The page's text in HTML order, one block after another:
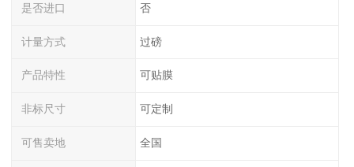
是否进口 否
计量方式 过磅
产品特性 可贴膜
非标尺寸 可定制
可售卖地 全国